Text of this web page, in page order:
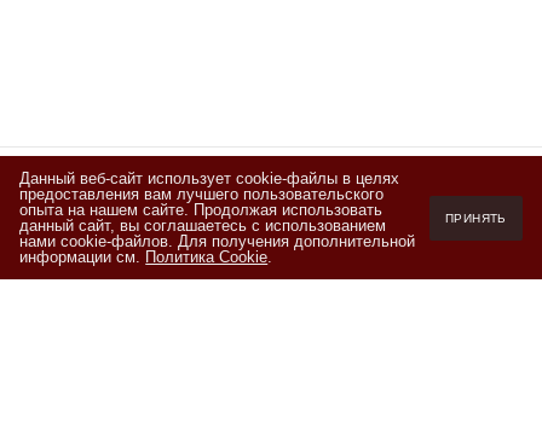
Подписывайтесь
на новости и акции
Данный веб-сайт использует cookie-файлы в целях
предоставления вам лучшего пользовательского
опыта на нашем сайте. Продолжая использовать
данный сайт, вы соглашаетесь с использованием
нами cookie-файлов. Для получения дополнительной
информации см. Политика Cookie.
ПРИНЯТЬ